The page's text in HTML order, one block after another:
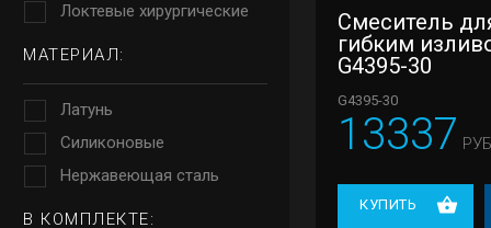
Локтевые хирургические
МАТЕРИАЛ:
Латунь
Силиконовые
Нержавеющая сталь
В КОМПЛЕКТЕ:
Смеситель
гибким
G4395-30
G4395-30
13337
КУПИТЬ